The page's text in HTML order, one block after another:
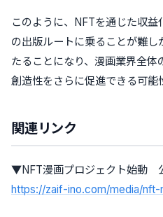
このように、NFTを通じた収
の出版ルートに乗ることが難
たることになり、漫画業界全体
創造性をさらに促進できる可能
関連リンク
▼NFT漫画プロジェクト始動
https://zaif-ino.com/media/nft-